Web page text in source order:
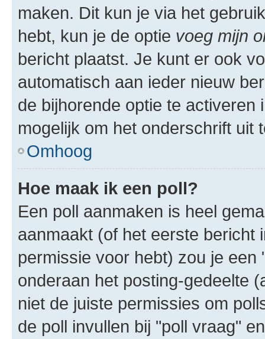
maken. Dit kun je via het
hebt, kun je de optie voeg mijn
bericht plaatst. Je kunt er ook
automatisch aan ieder nieuw
de bijhorende optie te
mogelijk om het onderschrift uit
Omhoog
Hoe maak ik een poll?
Een poll aanmaken is heel
aanmaakt (of het eerste bericht
permissie voor hebt) zou je
onderaan het posting-gedeelte
niet de juiste permissies om
de poll invullen bij "poll vraag"